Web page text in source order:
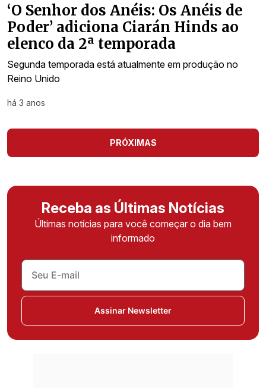
‘O Senhor dos Anéis: Os Anéis de
Poder’ adiciona Ciarán Hinds ao
elenco da 2ª temporada
Segunda temporada está atualmente em produção no
Reino Unido
há 3 anos
PRÓXIMAS
Receba as Últimas Notícias
Últimas notícias para você começar o dia bem
informado
Assinar Newsletter